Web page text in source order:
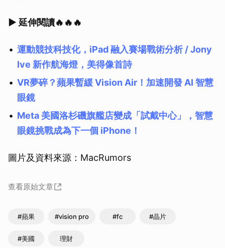
▶ 延伸閱讀🔥🔥🔥
運動競技科技化，iPad 融入賽場戰術分析 / Jony
Ive 新作航海燈，美得像首詩
VR夢碎？蘋果暫緩 Vision Air！加速開發 AI 智慧
眼鏡
Meta 美國洛杉磯旗艦店變成「試戴中心」，智慧
眼鏡挑戰成為下一個 iPhone！
圖片及資料來源：MacRumors
查看原始文章
#蘋果 #vision pro #fc #晶片
#美國 理財